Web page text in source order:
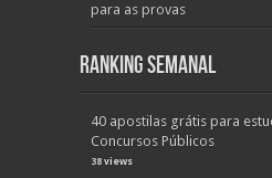
para as provas
Ranking Semanal
40 apostilas grátis para
Concursos Públicos
38 views